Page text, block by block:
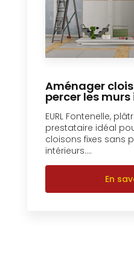
Aménager
percer les
EURL Fontenelle,
prestataire idéal
cloisons fixes sans
intérieurs....
En